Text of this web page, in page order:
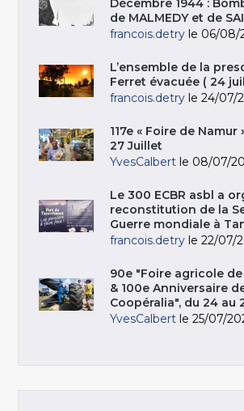
de MALMEDY et de
francois.detry le 06/08/
L’ensemble de la
Ferret évacuée ( 24
francois.detry le 24/07/
117e « Foire de Namur
27 Juillet
YvesCalbert le 08/07/
Le 300 ECBR asbl a
reconstitution de la
Guerre mondiale à
francois.detry le 22/07/
90e "Foire agricole
& 100e Anniversaire
Coopéralia", du 24 au
YvesCalbert le 25/07/